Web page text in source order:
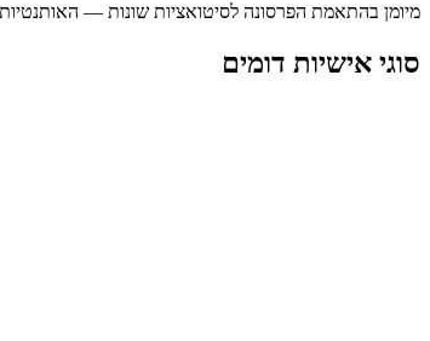
מיומן בהתאמת הפרסונה לסיטואציות שונות —
סוגי אישיות דומים